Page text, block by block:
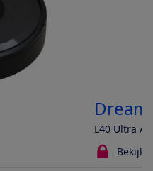
L40 Ultra
Bekijk